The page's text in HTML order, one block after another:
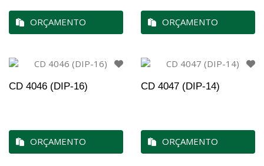
ORÇAMENTO ORÇAMENTO
CD 4046 (DIP-16)
ORÇAMENTO
CD 4047 (DIP-14)
ORÇAMENTO